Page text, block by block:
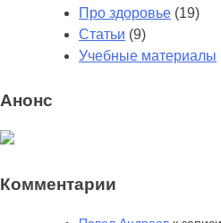
Про здоровье (19)
Статьи (9)
Учебные материалы
Анонс
Комментарии